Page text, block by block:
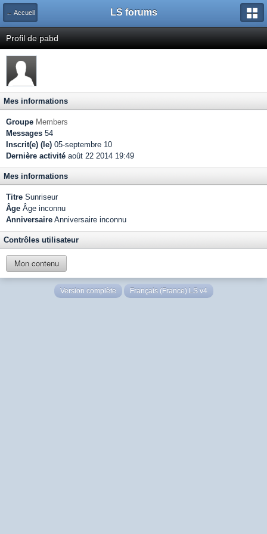
← Accueil LS forums
Profil de pabd
Mes informations
Groupe Members
Messages 54
Inscrit(e) (le) 05-septembre 10
Dernière activité août 22 2014 19:49
Mes informations
Titre Sunriseur
Âge Âge inconnu
Anniversaire Anniversaire inconnu
Contrôles utilisateur
Mon contenu
Version complète Français (France) LS v4